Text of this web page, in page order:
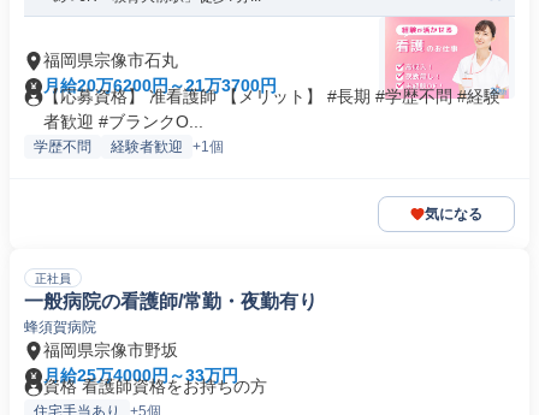
福岡県宗像市石丸
月給20万6200円～21万3700円
【応募資格】 准看護師 【メリット】 #長期 #学歴不問 #経験
者歓迎 #ブランクO...
学歴不問 経験者歓迎 +1個
気になる
正社員
一般病院の看護師/常勤・夜勤有り
蜂須賀病院
福岡県宗像市野坂
月給25万4000円～33万円
資格 看護師資格をお持ちの方
住宅手当あり +5個